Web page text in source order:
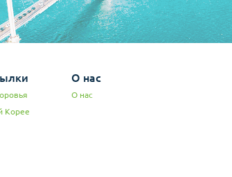
Корее
О нас
О нас